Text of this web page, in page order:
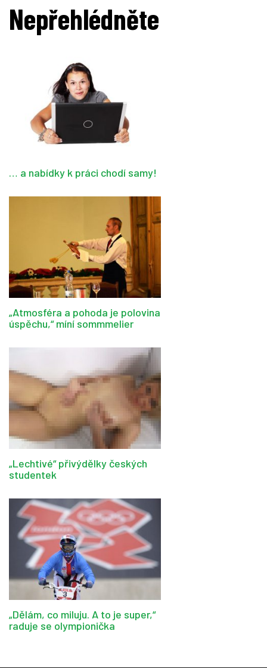
Nepřehlédněte
… a nabídky k práci chodí samy!
„Atmosféra a pohoda je polovina
úspěchu,“ míní sommmelier
„Lechtivé“ přivýdělky českých
studentek
„Dělám, co miluju. A to je super,“
raduje se olympionička